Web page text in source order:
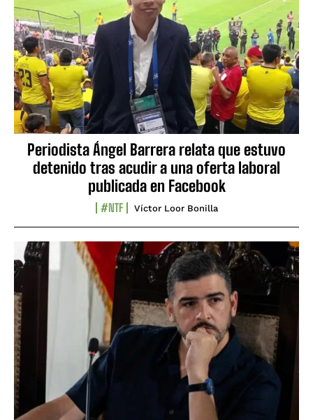
Periodista Ángel Barrera relata que estuvo
detenido tras acudir a una oferta laboral
publicada en Facebook
#NTF Víctor Loor Bonilla